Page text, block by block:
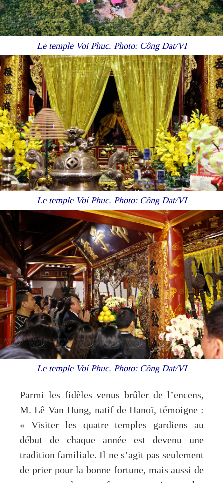
Le temple Voi Phuc. Photo: Công Dat/VI
Le temple Voi Phuc. Photo: Công Dat/VI
Le temple Voi Phuc. Photo: Công Dat/VI
Parmi les fidèles venus brûler de l’encens,
M. Lê Van Hung, natif de Hanoï, témoigne :
« Visiter les quatre temples gardiens au
début de chaque année est devenu une
tradition familiale. Il ne s’agit pas seulement
de prier pour la bonne fortune, mais aussi de